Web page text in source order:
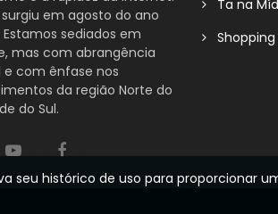
em agosto do ano
Estamos sediados em
mas com abrangência
e com ênfase nos
da região Norte do
do Sul.
Ta na
Shopping
seu histórico de uso para proporcionar